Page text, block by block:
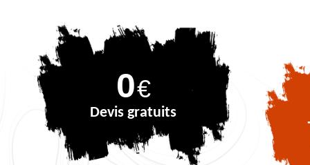
0€
Devis gratuits